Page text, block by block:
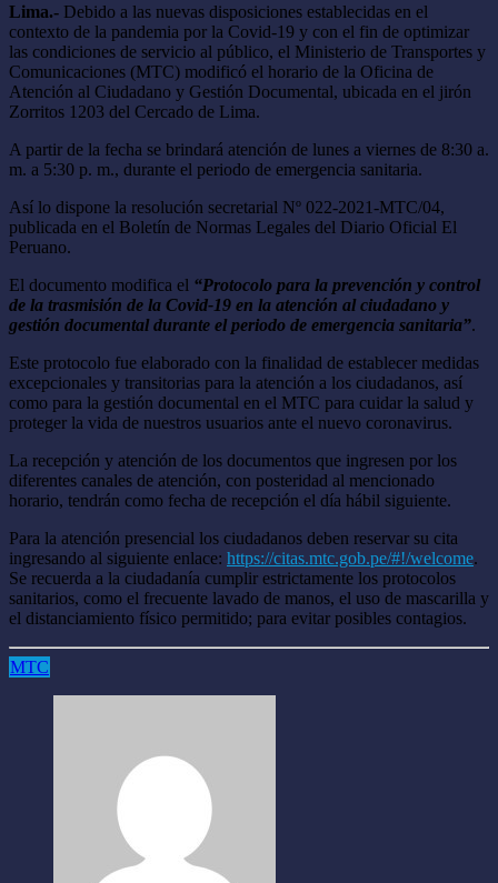
Lima.- Debido a las nuevas disposiciones establecidas en el
contexto de la pandemia por la Covid-19 y con el fin de optimizar
las condiciones de servicio al público, el Ministerio de Transportes y
Comunicaciones (MTC) modificó el horario de la Oficina de
Atención al Ciudadano y Gestión Documental, ubicada en el jirón
Zorritos 1203 del Cercado de Lima.
A partir de la fecha se brindará atención de lunes a viernes de 8:30 a.
m. a 5:30 p. m., durante el periodo de emergencia sanitaria.
Así lo dispone la resolución secretarial Nº 022-2021-MTC/04,
publicada en el Boletín de Normas Legales del Diario Oficial El
Peruano.
El documento modifica el “Protocolo para la prevención y control
de la trasmisión de la Covid-19 en la atención al ciudadano y
gestión documental durante el periodo de emergencia sanitaria”.
Este protocolo fue elaborado con la finalidad de establecer medidas
excepcionales y transitorias para la atención a los ciudadanos, así
como para la gestión documental en el MTC para cuidar la salud y
proteger la vida de nuestros usuarios ante el nuevo coronavirus.
La recepción y atención de los documentos que ingresen por los
diferentes canales de atención, con posteridad al mencionado
horario, tendrán como fecha de recepción el día hábil siguiente.
Para la atención presencial los ciudadanos deben reservar su cita
ingresando al siguiente enlace: https://citas.mtc.gob.pe/#!/welcome.
Se recuerda a la ciudadanía cumplir estrictamente los protocolos
sanitarios, como el frecuente lavado de manos, el uso de mascarilla y
el distanciamiento físico permitido; para evitar posibles contagios.
MTC